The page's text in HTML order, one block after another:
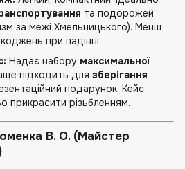
та подорожей
за межі Хмельницького). Менш
при падінні.
Надає набору максимальної
підходить для зберігання
подарунок. Кейс
прикрасити різьбленням.
В. О. (Майстер